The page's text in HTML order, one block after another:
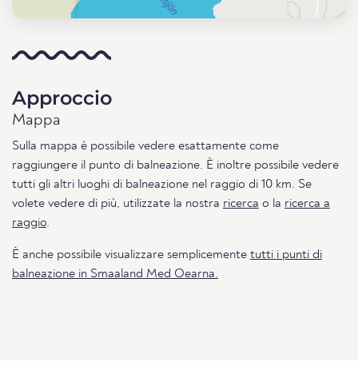
Approccio
Mappa
Sulla mappa è possibile vedere esattamente come
raggiungere il punto di balneazione. È inoltre possibile vedere
tutti gli altri luoghi di balneazione nel raggio di 10 km. Se
volete vedere di più, utilizzate la nostra ricerca o la ricerca a
raggio.
È anche possibile visualizzare semplicemente tutti i punti di
balneazione in Smaaland Med Oearna.